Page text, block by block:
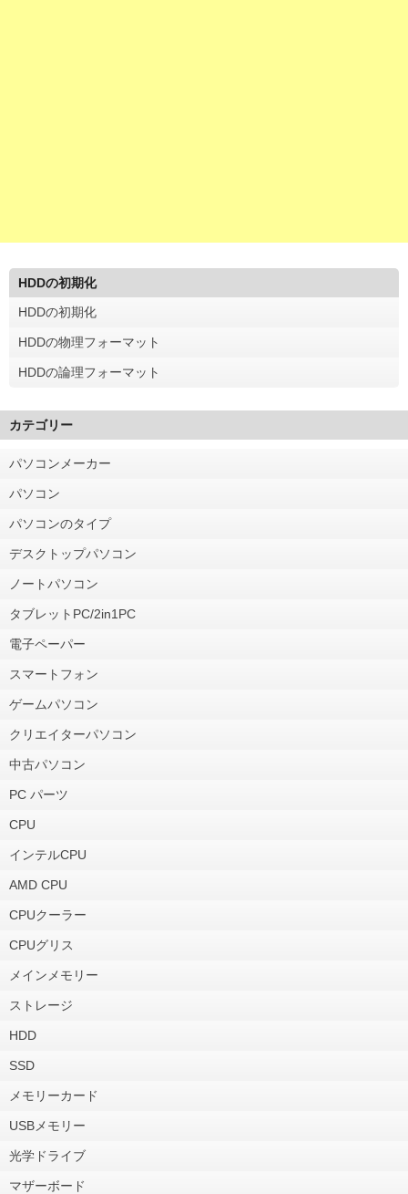
HDDの初期化
HDDの初期化
HDDの物理フォーマット
HDDの論理フォーマット
カテゴリー
パソコンメーカー
パソコン
パソコンのタイプ
デスクトップパソコン
ノートパソコン
タブレットPC/2in1PC
電子ペーパー
スマートフォン
ゲームパソコン
クリエイターパソコン
中古パソコン
PC パーツ
CPU
インテルCPU
AMD CPU
CPUクーラー
CPUグリス
メインメモリー
ストレージ
HDD
SSD
メモリーカード
USBメモリー
光学ドライブ
マザーボード